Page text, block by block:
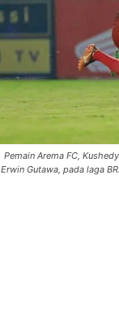
Pemain Arema FC,
Erwin Gutawa, pada laga